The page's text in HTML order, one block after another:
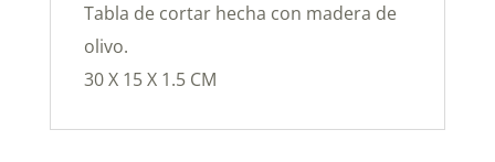
Tabla de cortar hecha con madera de
olivo.
30 X 15 X 1.5 CM